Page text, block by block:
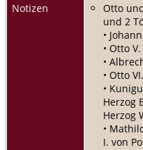
Notizen
Otto
und 2
•
• Otto
•
• Otto
•
Herzog
Herzog
•
I. von